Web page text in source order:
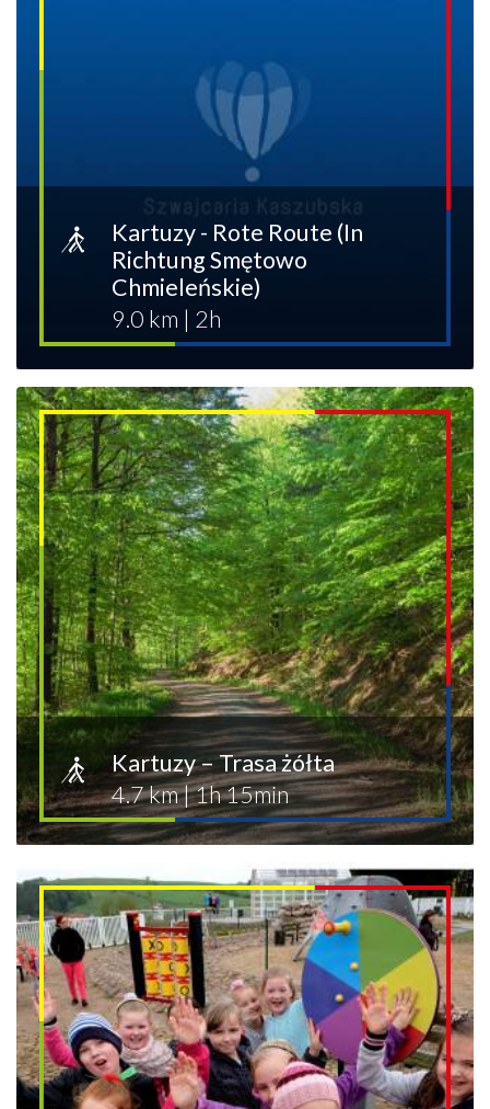
Kartuzy - Rote Route (In
Richtung Smętowo
Chmieleńskie)
9.0 km | 2h
Kartuzy – Trasa żółta
4.7 km|1h 15min